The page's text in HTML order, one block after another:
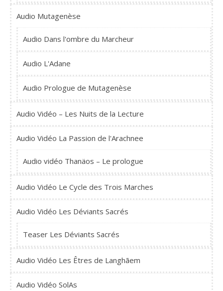
Audio Mutagenèse
Audio Dans l'ombre du Marcheur
Audio L'Adane
Audio Prologue de Mutagenèse
Audio Vidéo – Les Nuits de la Lecture
Audio Vidéo La Passion de l'Arachnee
Audio vidéo Thanäos – Le prologue
Audio Vidéo Le Cycle des Trois Marches
Audio Vidéo Les Déviants Sacrés
Teaser Les Déviants Sacrés
Audio Vidéo Les Êtres de Langhãem
Audio Vidéo SolAs